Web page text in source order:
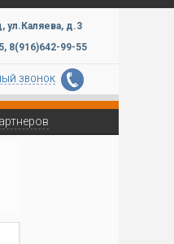
ул.Каляева, д.3
8(916)642-99-55
ЗВОНОК